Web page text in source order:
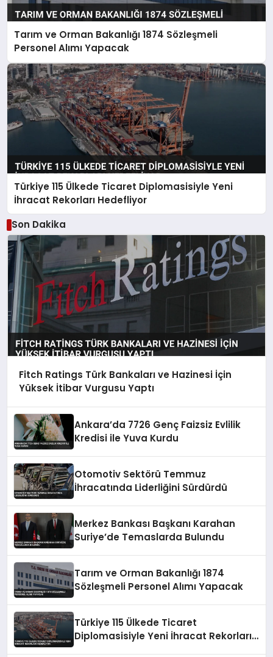
Tarım ve Orman Bakanlığı 1874 Sözleşmeli
Personel Alımı Yapacak
Türkiye 115 Ülkede Ticaret Diplomasisiyle Yeni
İhracat Rekorları Hedefliyor
Son Dakika
Fitch Ratings Türk Bankaları ve Hazinesi İçin
Yüksek İtibar Vurgusu Yaptı
Ankara’da 7726 Genç Faizsiz Evlilik
Kredisi ile Yuva Kurdu
Otomotiv Sektörü Temmuz
İhracatında Liderliğini Sürdürdü
Merkez Bankası Başkanı Karahan
Suriye’de Temaslarda Bulundu
Tarım ve Orman Bakanlığı 1874
Sözleşmeli Personel Alımı Yapacak
Türkiye 115 Ülkede Ticaret
Diplomasisiyle Yeni İhracat Rekorları